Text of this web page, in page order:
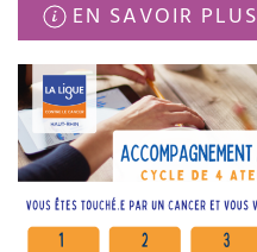
EN SAVOIR PLUS